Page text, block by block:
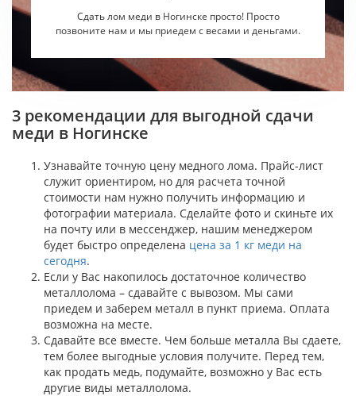
Сдать лом меди в Ногинске просто! Просто
позвоните нам и мы приедем с весами и деньгами.
3 рекомендации для выгодной сдачи
меди в Ногинске
Узнавайте точную цену медного лома. Прайс-лист
служит ориентиром, но для расчета точной
стоимости нам нужно получить информацию и
фотографии материала. Сделайте фото и скиньте их
на почту или в мессенджер, нашим менеджером
будет быстро определена цена за 1 кг меди на
сегодня.
Если у Вас накопилось достаточное количество
металлолома – сдавайте с вывозом. Мы сами
приедем и заберем металл в пункт приема. Оплата
возможна на месте.
Сдавайте все вместе. Чем больше металла Вы сдаете,
тем более выгодные условия получите. Перед тем,
как продать медь, подумайте, возможно у Вас есть
другие виды металлолома.